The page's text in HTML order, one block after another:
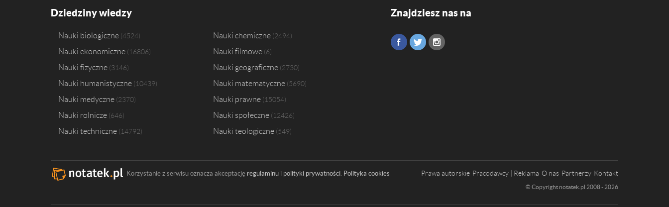
Dziedziny wiedzy
Nauki biologiczne 4524 Nauki chemiczne 2494
Nauki ekonomiczne 16806 Nauki filmowe 6
Nauki fizyczne 3146 Nauki geograficzne 2730
Nauki humanistyczne 10439 Nauki matematyczne 5690
Nauki medyczne 2370 Nauki prawne 15054
Nauki rolnicze 646 Nauki społeczne 12426
Nauki techniczne 14792 Nauki teologiczne 549
Znajdziesz nas na
Korzystanie z serwisu oznacza akceptację regulaminu i polityki prywatności. Polityka cookies Prawa autorskie Pracodawcy | Reklama O nas Partnerzy Kontakt
© Copyright notatek.pl 2008 - 2026